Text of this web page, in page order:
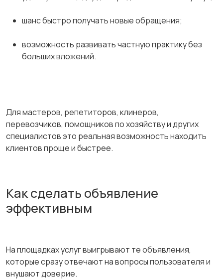
шанс быстро получать новые обращения;
возможность развивать частную практику без
больших вложений.
Для мастеров, репетиторов, клинеров,
перевозчиков, помощников по хозяйству и других
специалистов это реальная возможность находить
клиентов проще и быстрее.
Как сделать объявление
эффективным
На площадках услуг выигрывают те объявления,
которые сразу отвечают на вопросы пользователя и
внушают доверие.